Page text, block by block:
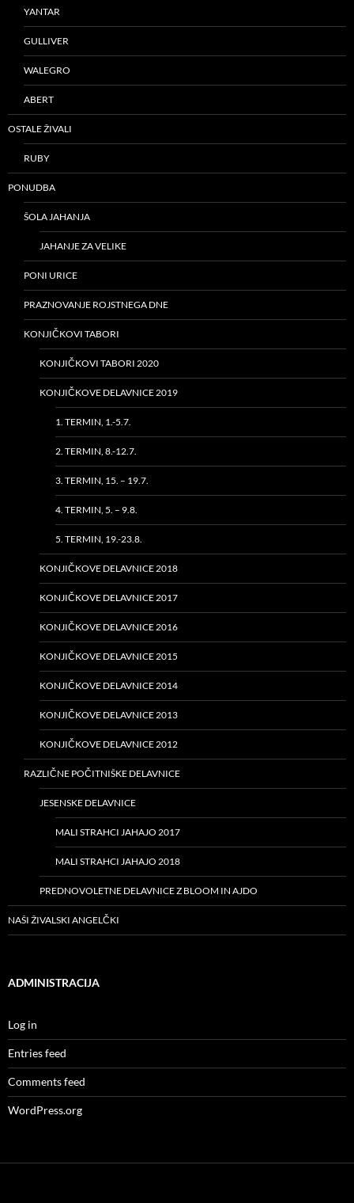
YANTAR
GULLIVER
WALEGRO
ABERT
OSTALE ŽIVALI
RUBY
PONUDBA
ŠOLA JAHANJA
JAHANJE ZA VELIKE
PONI URICE
PRAZNOVANJE ROJSTNEGA DNE
KONJIČKOVI TABORI
KONJIČKOVI TABORI 2020
KONJIČKOVE DELAVNICE 2019
1. TERMIN, 1.-5.7.
2. TERMIN, 8.-12.7.
3. TERMIN, 15. – 19.7.
4. TERMIN, 5. – 9.8.
5. TERMIN, 19.-23.8.
KONJIČKOVE DELAVNICE 2018
KONJIČKOVE DELAVNICE 2017
KONJIČKOVE DELAVNICE 2016
KONJIČKOVE DELAVNICE 2015
KONJIČKOVE DELAVNICE 2014
KONJIČKOVE DELAVNICE 2013
KONJIČKOVE DELAVNICE 2012
RAZLIČNE POČITNIŠKE DELAVNICE
JESENSKE DELAVNICE
MALI STRAHCI JAHAJO 2017
MALI STRAHCI JAHAJO 2018
PREDNOVOLETNE DELAVNICE Z BLOOM IN AJDO
NAŠI ŽIVALSKI ANGELČKI
ADMINISTRACIJA
Log in
Entries feed
Comments feed
WordPress.org